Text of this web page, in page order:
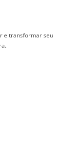
e transformar seu